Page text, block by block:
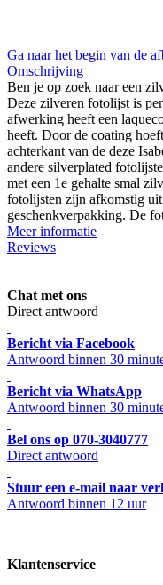
Ga naar het begin van de
Omschrijving
Ben je op zoek naar een
Deze zilveren fotolijst is
afwerking heeft een
heeft. Door de coating
achterkant van de deze
andere silverplated
met een 1e gehalte smal
fotolijsten zijn afkomstig
geschenkverpakking. De
Meer informatie
Reviews
Chat met ons
Direct antwoord
Bericht via Facebook
Antwoord binnen 30
Bericht via WhatsApp
Antwoord binnen 30
Bel ons op 070-3040777
Direct antwoord
Stuur een e-mail naar
Antwoord binnen 12 uur
Klantenservice